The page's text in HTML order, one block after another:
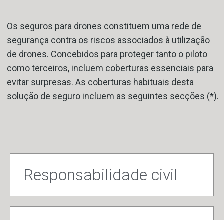
Os seguros para drones constituem uma rede de
segurança contra os riscos associados à utilização
de drones. Concebidos para proteger tanto o piloto
como terceiros, incluem coberturas essenciais para
evitar surpresas. As coberturas habituais desta
solução de seguro incluem as seguintes secções (*).
Responsabilidade civil